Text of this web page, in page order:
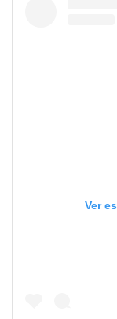
Ver